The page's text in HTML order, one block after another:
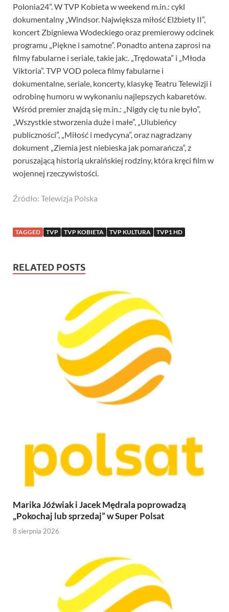
Polonia24”. W TVP Kobieta w weekend m.in.: cykl
dokumentalny „Windsor. Największa miłość Elżbiety II”,
koncert Zbigniewa Wodeckiego oraz premierowy odcinek
programu „Piękne i samotne”. Ponadto antena zaprosi na
filmy fabularne i seriale, takie jak:. „Trędowata” i „Młoda
Viktoria”. TVP VOD poleca filmy fabularne i
dokumentalne, seriale, koncerty, klasykę Teatru Telewizji i
odrobinę humoru w wykonaniu najlepszych kabaretów.
Wśród premier znajdą się m.in.: „Nigdy cię tu nie było”,
„Wszystkie stworzenia duże i małe”, „Ulubieńcy
publiczności”, „Miłość i medycyna”, oraz nagradzany
dokument „Ziemia jest niebieska jak pomarańcza”, z
poruszającą historią ukraińskiej rodziny, która kręci film w
wojennej rzeczywistości.
Źródło: Telewizja Polska
TAGGED TVP TVP KOBIETA TVP KULTURA TVP1 HD
RELATED POSTS
Marika Jóźwiak i Jacek Mędrala poprowadzą
„Pokochaj lub sprzedaj” w Super Polsat
8 sierpnia 2026